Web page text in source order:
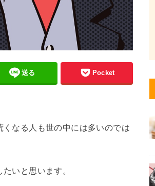
送る Pocket
なる人も世の中には多いのでは
たいと思います。